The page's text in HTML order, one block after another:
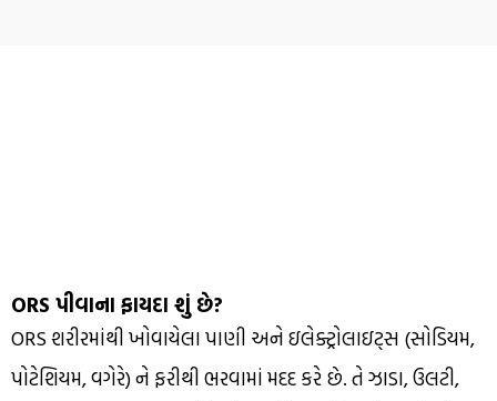
ORS પીવાના ફાયદા શું છે?
ORS શરીરમાંથી ખોવાયેલા પાણી અને ઇલેક્ટ્રોલાઇટ્સ (સોડિયમ,
પોટેશિયમ, વગેરે) ને ફરીથી ભરવામાં મદદ કરે છે. તે ઝાડા, ઉલટી,